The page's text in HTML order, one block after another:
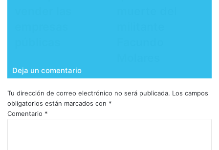
Deja un comentario
Tu dirección de correo electrónico no será publicada. Los campos
obligatorios están marcados con *
Comentario *